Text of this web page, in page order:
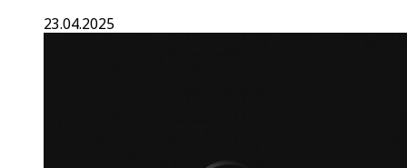
23.04.2025